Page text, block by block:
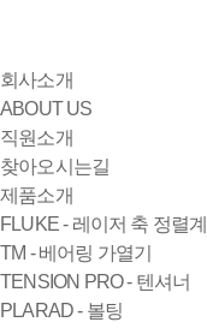
회사소개
ABOUT US
직원소개
찾아오시는길
제품소개
FLUKE - 레이저 축 정렬
TM - 베어링 가열기
TENSION PRO - 텐셔너
PLARAD - 볼팅